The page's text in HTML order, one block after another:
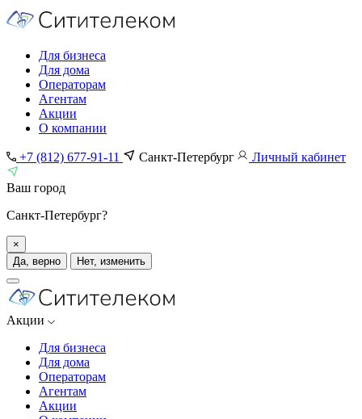
Для бизнеса
Для дома
Операторам
Агентам
Акции
О компании
+7 (812) 677-91-11 Санкт-Петербург Личный кабинет
Ваш город
Санкт-Петербург?
×
Да, верно
Нет, изменить
Акции
Для бизнеса
Для дома
Операторам
Агентам
Акции